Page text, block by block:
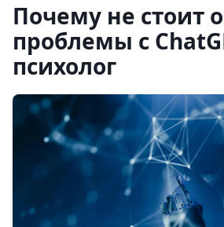
Почему не стоит
проблемы с
психолог